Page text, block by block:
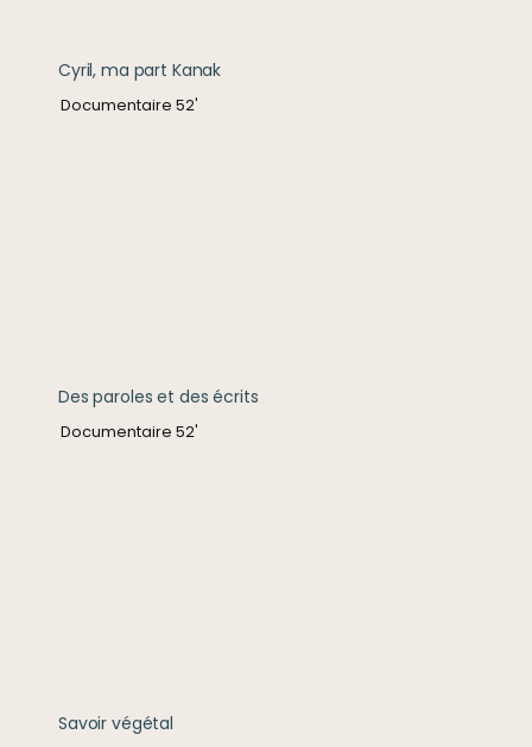
Cyril, ma part Kanak
Documentaire 52'
Des paroles et des écrits
Documentaire 52'
Savoir végétal